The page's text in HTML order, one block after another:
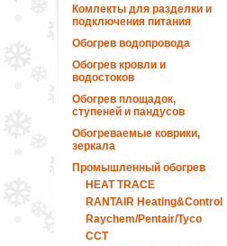
Комлекты для разделки и
подключения питания
Обогрев водопровода
Обогрев кровли и
водостоков
Обогрев площадок,
ступеней и пандусов
Обогреваемые коврики,
зеркала
Промышленный обогрев
HEAT TRACE
RANTAIR Heating&Control
Raychem/Pentair/Tyco
ССТ